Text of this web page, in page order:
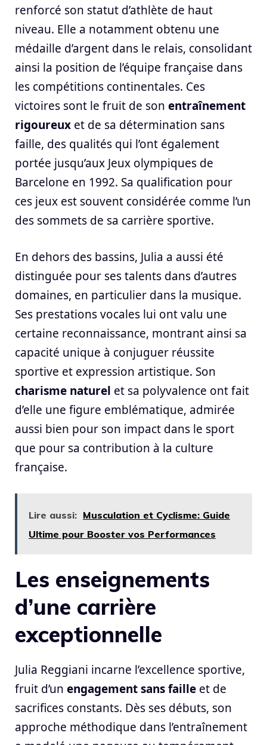
renforcé son statut d’athlète de haut
niveau. Elle a notamment obtenu une
médaille d’argent dans le relais, consolidant
ainsi la position de l’équipe française dans
les compétitions continentales. Ces
victoires sont le fruit de son entraînement
rigoureux et de sa détermination sans
faille, des qualités qui l’ont également
portée jusqu’aux Jeux olympiques de
Barcelone en 1992. Sa qualification pour
ces jeux est souvent considérée comme l’un
des sommets de sa carrière sportive.
En dehors des bassins, Julia a aussi été
distinguée pour ses talents dans d’autres
domaines, en particulier dans la musique.
Ses prestations vocales lui ont valu une
certaine reconnaissance, montrant ainsi sa
capacité unique à conjuguer réussite
sportive et expression artistique. Son
charisme naturel et sa polyvalence ont fait
d’elle une figure emblématique, admirée
aussi bien pour son impact dans le sport
que pour sa contribution à la culture
française.
Lire aussi: Musculation et Cyclisme: Guide
Ultime pour Booster vos Performances
Les enseignements
d’une carrière
exceptionnelle
Julia Reggiani incarne l’excellence sportive,
fruit d’un engagement sans faille et de
sacrifices constants. Dès ses débuts, son
approche méthodique dans l’entraînement